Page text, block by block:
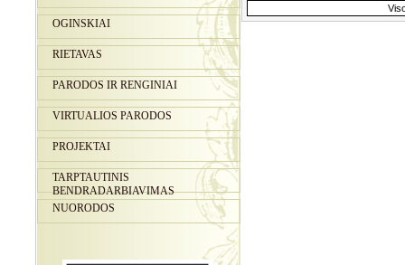
OGINSKIAI
RIETAVAS
PARODOS IR RENGINIAI
VIRTUALIOS PARODOS
PROJEKTAI
TARPTAUTINIS
BENDRADARBIAVIMAS
NUORODOS